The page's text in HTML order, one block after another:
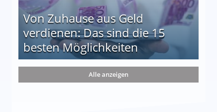
Von Zuhause aus Geld
verdienen: Das sind die 15
besten Möglichkeiten
die 15 besten Möglichkeiten
Alle anzeigen